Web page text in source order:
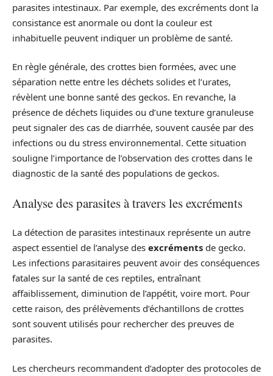
parasites intestinaux. Par exemple, des excréments dont la
consistance est anormale ou dont la couleur est
inhabituelle peuvent indiquer un problème de santé.
En règle générale, des crottes bien formées, avec une
séparation nette entre les déchets solides et l’urates,
révèlent une bonne santé des geckos. En revanche, la
présence de déchets liquides ou d’une texture granuleuse
peut signaler des cas de diarrhée, souvent causée par des
infections ou du stress environnemental. Cette situation
souligne l’importance de l’observation des crottes dans le
diagnostic de la santé des populations de geckos.
Analyse des parasites à travers les excréments
La détection de parasites intestinaux représente un autre
aspect essentiel de l’analyse des excréments de gecko.
Les infections parasitaires peuvent avoir des conséquences
fatales sur la santé de ces reptiles, entraînant
affaiblissement, diminution de l’appétit, voire mort. Pour
cette raison, des prélèvements d’échantillons de crottes
sont souvent utilisés pour rechercher des preuves de
parasites.
Les chercheurs recommandent d’adopter des protocoles de